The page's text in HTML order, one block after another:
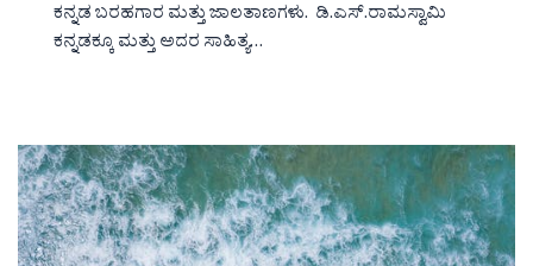
ಕನ್ನಡ ಬರಹಗಾರ ಮತ್ತು ಜಾಲತಾಣಗಳು. ಡಿ.ಎಸ್.ರಾಮಸ್ವಾಮಿ
ಕನ್ನಡಕ್ಕೂ ಮತ್ತು ಅದರ ಸಾಹಿತ್ಯ…